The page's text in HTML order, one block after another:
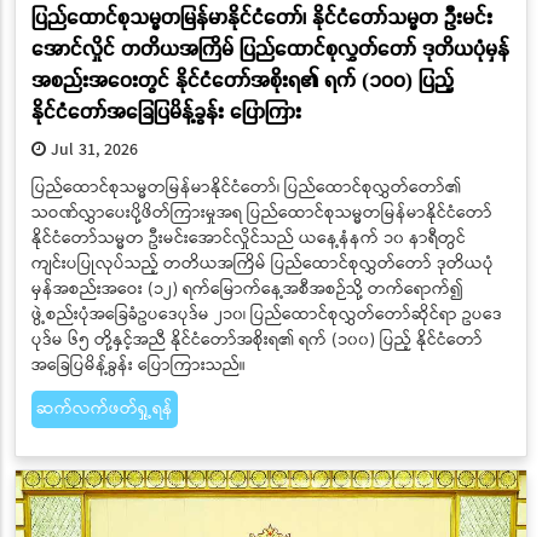
ပြည်ထောင်စုသမ္မတမြန်မာနိုင်ငံတော်၊ နိုင်ငံတော်သမ္မတ ဦးမင်း
အောင်လှိုင် တတိယအကြိမ် ပြည်ထောင်စုလွှတ်တော် ဒုတိယပုံမှန်
အစည်းအဝေးတွင် နိုင်ငံတော်အစိုးရ၏ ရက် (၁၀၀) ပြည့်
နိုင်ငံတော်အခြေပြမိန့်ခွန်း ပြောကြား
Jul 31, 2026
ပြည်ထောင်စုသမ္မတမြန်မာနိုင်ငံတော်၊ ပြည်ထောင်စုလွှတ်တော်၏
သဝဏ်လွှာပေးပို့ဖိတ်ကြားမှုအရ ပြည်ထောင်စုသမ္မတမြန်မာနိုင်ငံတော်
နိုင်ငံတော်သမ္မတ ဦးမင်းအောင်လှိုင်သည် ယနေ့နံနက် ၁၀ နာရီတွင်
ကျင်းပပြုလုပ်သည့် တတိယအကြိမ် ပြည်ထောင်စုလွှတ်တော် ဒုတိယပုံ
မှန်အစည်းအဝေး (၁၂) ရက်မြောက်နေ့အစီအစဉ်သို့ တက်ရောက်၍
ဖွဲ့စည်းပုံအခြေခံဥပဒေပုဒ်မ ၂၁၀၊ ပြည်ထောင်စုလွှတ်တော်ဆိုင်ရာ ဥပဒေ
ပုဒ်မ ၆၅ တို့နှင့်အညီ နိုင်ငံတော်အစိုးရ၏ ရက် (၁၀၀) ပြည့် နိုင်ငံတော်
အခြေပြမိန့်ခွန်း ပြောကြားသည်။
ဆက်လက်ဖတ်ရှု့ရန်